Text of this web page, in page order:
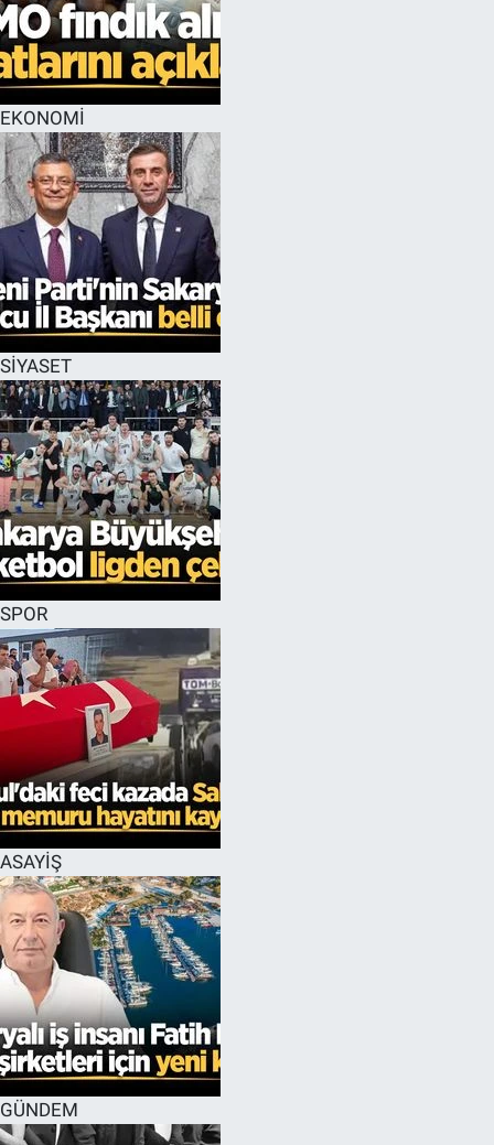
EKONOMİ
SİYASET
SPOR
ASAYİŞ
GÜNDEM
EĞİTİM
ÖZEL HABER
HALK54 PANORAMA